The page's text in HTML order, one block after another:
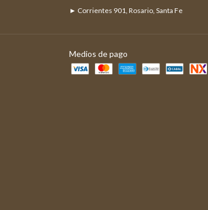
► Corrientes 901, Rosario, Santa Fe
Medios de pago